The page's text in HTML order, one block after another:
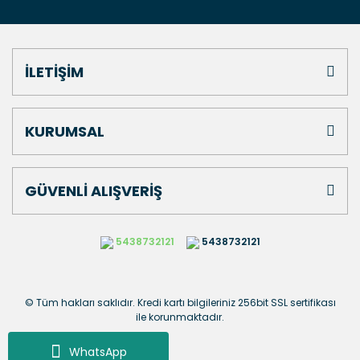
WhatsApp
İLETİŞİM
KURUMSAL
GÜVENLİ ALIŞVERİŞ
5438732121 5438732121
© Tüm hakları saklıdır. Kredi kartı bilgileriniz 256bit SSL sertifikası
ile korunmaktadır.